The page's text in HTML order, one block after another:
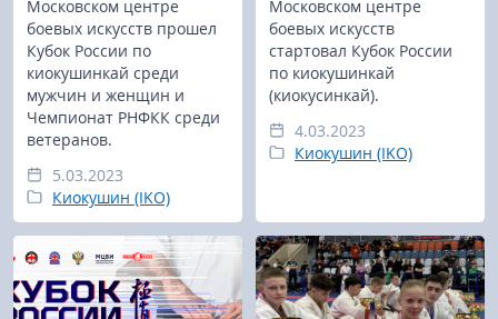
Московском центре
боевых искусств прошел
Кубок России по
киокушинкай среди
мужчин и женщин и
Чемпионат РНФКК среди
ветеранов.
5.03.2023
Киокушин (IKO)
Московском центре
боевых искусств
стартовал Кубок России
по киокушинкай
(киокусинкай).
4.03.2023
Киокушин (IKO)